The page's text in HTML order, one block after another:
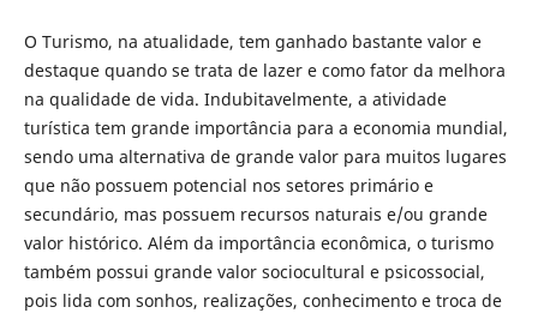
O Turismo, na atualidade, tem ganhado bastante valor e
destaque quando se trata de lazer e como fator da melhora
na qualidade de vida. Indubitavelmente, a atividade
turística tem grande importância para a economia mundial,
sendo uma alternativa de grande valor para muitos lugares
que não possuem potencial nos setores primário e
secundário, mas possuem recursos naturais e/ou grande
valor histórico. Além da importância econômica, o turismo
também possui grande valor sociocultural e psicossocial,
pois lida com sonhos, realizações, conhecimento e troca de